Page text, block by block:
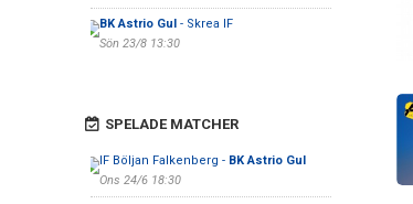
BK Astrio Gul- Skrea IF
Sön 23/8 13:30
SPELADE MATCHER
IF Böljan Falkenberg - BK Astrio Gul
Ons 24/6 18:30